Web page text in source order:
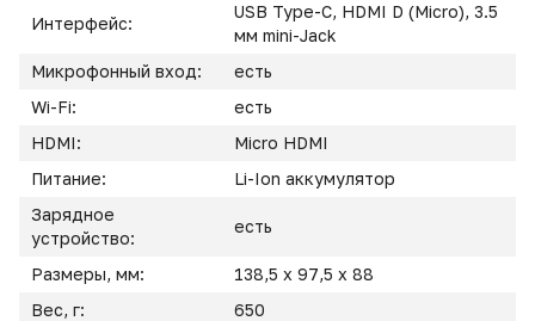
Интерфейс:
USB Type-C, HDMI D (Micro), 3.5
мм mini-Jack
Микрофонный вход:
есть
Wi-Fi:
есть
HDMI:
Miсro HDMI
Питание:
Li-Ion аккумулятор
Зарядное
устройство:
есть
Размеры, мм:
138,5 x 97,5 x 88
Вес, г:
650